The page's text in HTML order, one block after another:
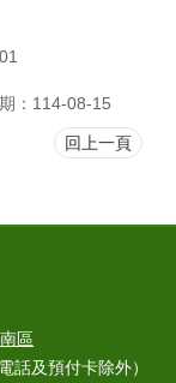
：114-08-15
回上一頁
區
話及預付卡除外）